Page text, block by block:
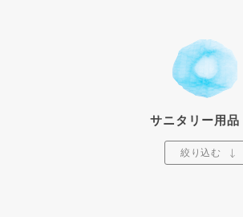
サニタリー用品
絞り込む